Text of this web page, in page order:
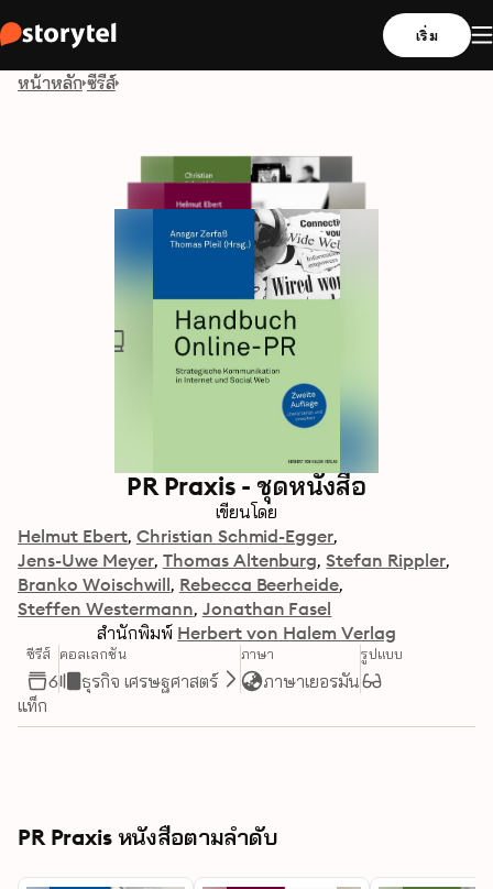
เริ่ม
หน้าหลัก ซีรีส์
PR Praxis - ชุดหนังสือ
เขียนโดย
Helmut Ebert Christian Schmid-Egger
Jens-Uwe Meyer Thomas Altenburg Stefan Rippler
Branko Woischwill Rebecca Beerheide
Steffen Westermann Jonathan Fasel
สำนักพิมพ์ Herbert von Halem Verlag
ซีรีส์
6
คอลเลกชัน
ธุรกิจ เศรษฐศาสตร์
ภาษา
ภาษาเยอรมัน
รูปแบบ
แท็ก
PR Praxis หนังสือตามลำดับ